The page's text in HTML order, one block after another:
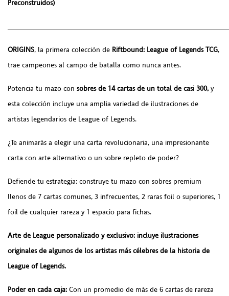
Preconstruidos)
ORIGINS, la primera colección de Riftbound: League of Legends TCG,
trae campeones al campo de batalla como nunca antes.
Potencia tu mazo con sobres de 14 cartas de un total de casi 300, y
esta colección incluye una amplia variedad de ilustraciones de
artistas legendarios de League of Legends.
¿Te animarás a elegir una carta revolucionaria, una impresionante
carta con arte alternativo o un sobre repleto de poder?
Defiende tu estrategia: construye tu mazo con sobres premium
llenos de 7 cartas comunes, 3 infrecuentes, 2 raras foil o superiores, 1
foil de cualquier rareza y 1 espacio para fichas.
Arte de League personalizado y exclusivo: incluye ilustraciones
originales de algunos de los artistas más célebres de la historia de
League of Legends.
Poder en cada caja: Con un promedio de más de 6 cartas de rareza